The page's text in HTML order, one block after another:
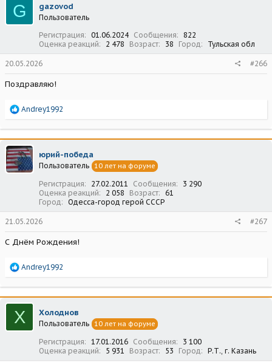
G gazovod
Пользователь
Регистрация
01.06.2024 Сообщения
822
Оценка реакций
2 478 Возраст 38 Город Тульская обл
20.05.2026 #266
Поздравляю!
Р
а
к
ц
и
и
Andrey1992
юрий-победа
Пользователь 10 лет на форуме
Регистрация 27.02.2011 Сообщения
3 290
Оценка реакций
2 058 Возраст
61
Город
Одесса-город герой СССР
21.05.2026 #267
С Днём Рождения!
Р
а
к
ц
и
и
Andrey1992
Х Холоднов
Пользователь 10 лет на форуме
Регистрация 17.01.2016 Сообщения
3 100
Оценка реакций
5 931 Возраст 53 Город Р.Т., г. Казань